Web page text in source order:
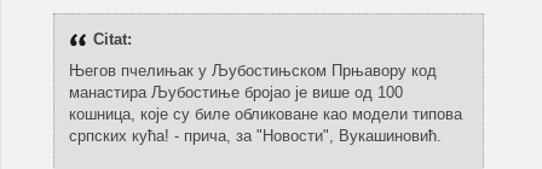
Citat:
Његов пчелињак у Љубостињском Прњавору код
манастира Љубостиње бројао је више од 100
кошница, које су биле обликоване као модели типова
српских кућа! - прича, за "Новости", Вукашиновић.